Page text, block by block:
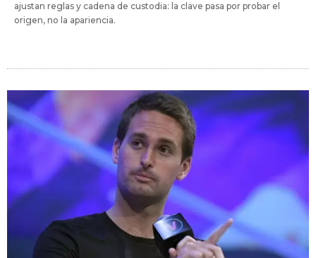
ajustan reglas y cadena de custodia: la clave pasa por probar el
origen, no la apariencia.